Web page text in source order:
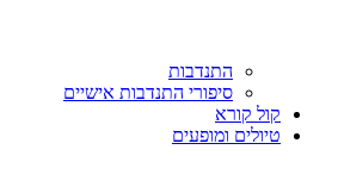
התנדבות
סיפורי התנדבות אישיים
קול קורא
טיולים ומופעים